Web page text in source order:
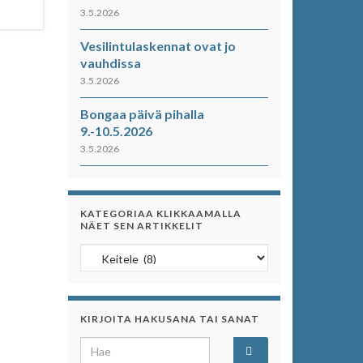
3.5.2026
Vesilintulaskennat ovat jo
vauhdissa
3.5.2026
Bongaa päivä pihalla
9.-10.5.2026
3.5.2026
KATEGORIAA KLIKKAAMALLA
NÄET SEN ARTIKKELIT
Kategoriaa klikkaamalla näet sen artikkelit
KIRJOITA HAKUSANA TAI SANAT
Search for: